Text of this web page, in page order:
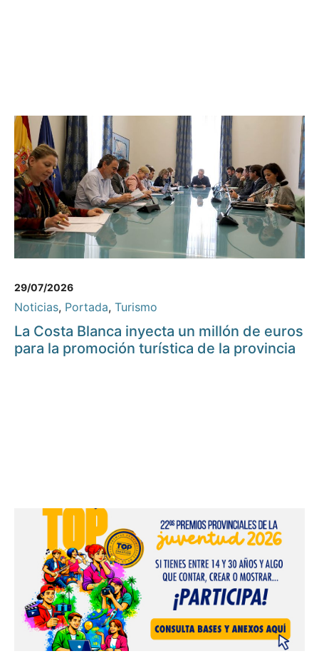
29/07/2026
Noticias, Portada, Turismo
La Costa Blanca inyecta un millón de euros
para la promoción turística de la provincia